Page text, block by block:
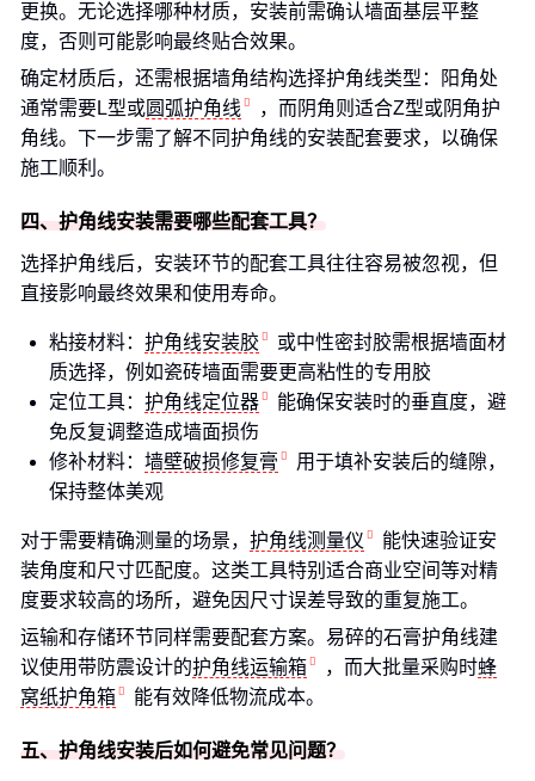
更换。无论选择哪种材质，安装前需确认墙面基层平整
度，否则可能影响最终贴合效果。
确定材质后，还需根据墙角结构选择护角线类型：阳角处
通常需要L型或圆弧护角线
，而阴角则适合Z型或阴角护
角线。下一步需了解不同护角线的安装配套要求，以确保
施工顺利。
四、护角线安装需要哪些配套工具？
选择护角线后，安装环节的配套工具往往容易被忽视，但
直接影响最终效果和使用寿命。
粘接材料： 护角线安装胶
或中性密封胶需根据墙面材
质选择，例如瓷砖墙面需要更高粘性的专用胶
定位工具： 护角线定位器
能确保安装时的垂直度，避
免反复调整造成墙面损伤
修补材料： 墙壁破损修复膏
用于填补安装后的缝隙，
保持整体美观
对于需要精确测量的场景， 护角线测量仪
能快速验证安
装角度和尺寸匹配度。这类工具特别适合商业空间等对精
度要求较高的场所，避免因尺寸误差导致的重复施工。
运输和存储环节同样需要配套方案。易碎的石膏护角线建
议使用带防震设计的护角线运输箱 ，而大批量采购时蜂
窝纸护角箱
能有效降低物流成本。
五、护角线安装后如何避免常见问题？